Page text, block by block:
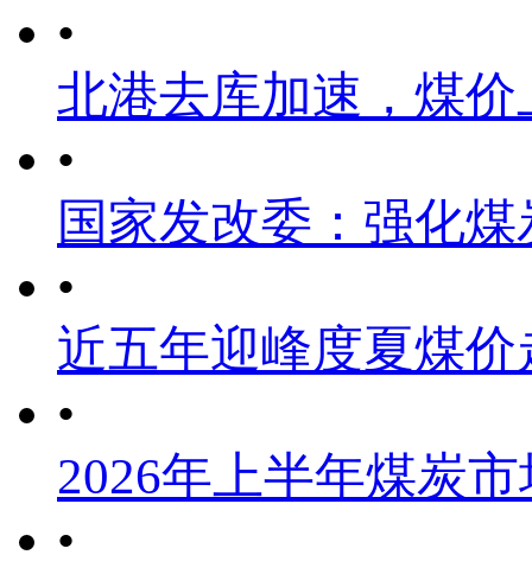
•
北港去库加速，煤
•
国家发改委：强化
•
近五年迎峰度夏煤价
•
2026年上半年煤炭
•